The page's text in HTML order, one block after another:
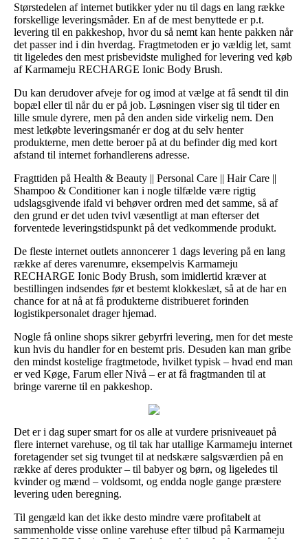
Størstedelen af internet butikker yder nu til dags en lang række
forskellige leveringsmåder. En af de mest benyttede er p.t.
levering til en pakkeshop, hvor du så nemt kan hente pakken når
det passer ind i din hverdag. Fragtmetoden er jo vældig let, samt
tit ligeledes den mest prisbevidste mulighed for levering ved køb
af Karmameju RECHARGE Ionic Body Brush.
Du kan derudover afveje for og imod at vælge at få sendt til din
bopæl eller til når du er på job. Løsningen viser sig til tider en
lille smule dyrere, men på den anden side virkelig nem. Den
mest letkøbte leveringsmanér er dog at du selv henter
produkterne, men dette beroer på at du befinder dig med kort
afstand til internet forhandlerens adresse.
Fragttiden på Health & Beauty || Personal Care || Hair Care ||
Shampoo & Conditioner kan i nogle tilfælde være rigtig
udslagsgivende ifald vi behøver ordren med det samme, så af
den grund er det uden tvivl væsentligt at man efterser det
forventede leveringstidspunkt på det vedkommende produkt.
De fleste internet outlets annoncerer 1 dags levering på en lang
række af deres varenumre, eksempelvis Karmameju
RECHARGE Ionic Body Brush, som imidlertid kræver at
bestillingen indsendes før et bestemt klokkeslæt, så at de har en
chance for at nå at få produkterne distribueret forinden
logistikpersonalet drager hjemad.
Nogle få online shops sikrer gebyrfri levering, men for det meste
kun hvis du handler for en bestemt pris. Desuden kan man gribe
den mindst kostelige fragtmetode, hvilket typisk – hvad end man
er ved Køge, Farum eller Nivå – er at få fragtmanden til at
bringe varerne til en pakkeshop.
Det er i dag super smart for os alle at vurdere prisniveauet på
flere internet varehuse, og til tak har utallige Karmameju internet
foretagender set sig tvunget til at nedskære salgsværdien på en
række af deres produkter – til babyer og børn, og ligeledes til
kvinder og mænd – voldsomt, og endda nogle gange præstere
levering uden beregning.
Til gengæld kan det ikke desto mindre være profitabelt at
sammenholde visse online varehuse efter tilbud på Karmameju